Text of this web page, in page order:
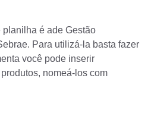
é ade Gestão
Para utilizá-la basta fazer
você pode inserir
nomeá-los com